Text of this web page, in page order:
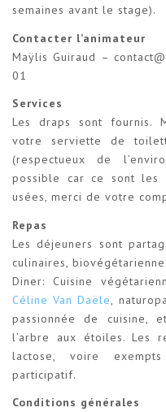
semaines avant le stage).
Contacter l’animateur
Maÿlis Guiraud –
01
Services
Les draps sont fournis.
votre serviette de
(respectueux de
possible car ce sont les
usées, merci de votre
Repas
Les déjeuners sont
culinaires,
Diner: Cuisine
Céline Van Daële,
passionnée de cuisine,
l’arbre aux étoiles. Les
lactose, voire
participatif.
Conditions générales